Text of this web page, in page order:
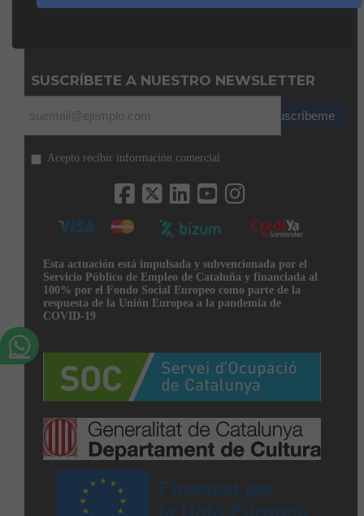
De 08:00H a 13:00H
SUSCRÍBETE A NUESTRO NEWSLETTER
Suscríbeme
Acepto recibir información comercial
Esta actuación está impulsada y subvencionada por el
Servicio Público de Empleo de Cataluña y financiada al
100% por el Fondo Social Europeo como parte de la
respuesta de la Unión Europea a la pandemia de
COVID-19